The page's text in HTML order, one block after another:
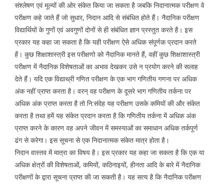
संश्लेषण एवं मूल्यों की ओर संकेत किया जा सकता है जबकि निदानात्मक परीक्षण वे
परीक्षण कहे जाते हैं जो सुधार, निदान आदि से संबंधित होते हैं। नैदानिक परीक्षण
विद्यार्थियों के गुणों एवं अवगुणों दोनों से ही संबंधित ज्ञान प्रस्तुत करते है। इस
प्रकार यह कहा जा सकता है कि यही परीक्षण ऐसे अधिक संपूर्णक प्रदान करते
हें। कुछ शिक्षाशास्त्री इस परीक्षणो को नैदानिक मानते हैं, वहीं कुछ शिक्षाशास्त्री
परीक्षण में नैदानिक विशेषताओं का अभाव देखकर उसे न प्रयोग करने की सलाह
देते हैं। यदि एक विद्याथ्री गणित परीक्षण के एक भाग गणितीय गणना पर अधिक
अंक नहीं प्राप्त करता है। वरन् वह परीक्षण के दूसरे भाग गणितीय तर्कना पर
अधिक अंक प्राप्त करता है तो नि:संदेह यह परीक्षण उसके कमियों की और संकेत
करता है तथा हमें यह संकेत प्रदान करता है कि गणितीय तर्कना में अधिक अंक
प्राप्त करने के कारण वह अपने जीवन में समस्याओं का समाधान अधिक तर्कपूर्ण
ढंग से करेगा। इस सूचना से एक निदानात्मक संकेत मात्र होता है।
निदान वास्तव में मात्रा का विषय है। इस प्रकार यह कहा जा सकता है कि एक या
अधिक क्षेत्रों की विशेषताओं, कमियों, कठिनाइयों, हीनता आदि के बारे में नैदानिक
परीक्षणों के द्वारा सूचना प्राप्त की जा सकती है। यह सत्य है कि नैदानिक परीक्षण